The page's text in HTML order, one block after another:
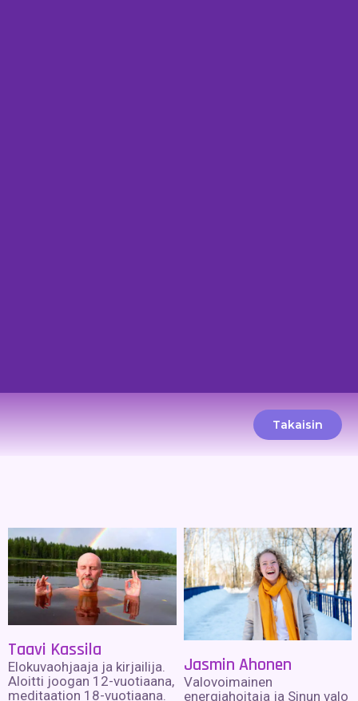
Takaisin
Taavi Kassila
Elokuvaohjaaja ja kirjailija.
Aloitti joogan 12-vuotiaana,
meditaation 18-vuotiaana.
Jasmin Ahonen
Valovoimainen
energiahoitaja ja Sinun valo